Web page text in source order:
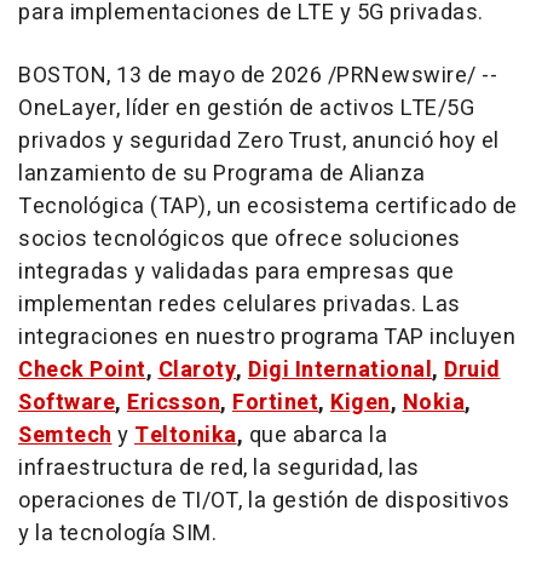
para implementaciones de LTE y 5G privadas.
BOSTON, 13 de mayo de 2026 /PRNewswire/ --
OneLayer, líder en gestión de activos LTE/5G
privados y seguridad Zero Trust, anunció hoy el
lanzamiento de su Programa de Alianza
Tecnológica (TAP), un ecosistema certificado de
socios tecnológicos que ofrece soluciones
integradas y validadas para empresas que
implementan redes celulares privadas. Las
integraciones en nuestro programa TAP incluyen
Check Point,Claroty, Digi International, Druid
Software, Ericsson, Fortinet, Kigen,Nokia,
SemtechyTeltonika, que abarca la
infraestructura de red, la seguridad, las
operaciones de TI/OT, la gestión de dispositivos
y la tecnología SIM.